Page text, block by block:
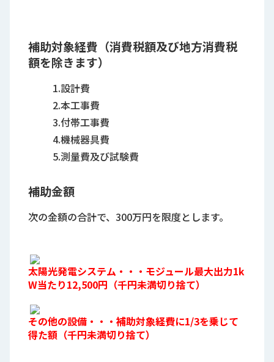
補助対象経費（消費税額及び地方消費税
額を除きます）
1.設計費
2.本工事費
3.付帯工事費
4.機械器具費
5.測量費及び試験費
補助金額
次の金額の合計で、300万円を限度とします。
太陽光発電システム・・・モジュール最大出力1k
W当たり12,500円（千円未満切り捨て）
その他の設備・・・補助対象経費に1/3を乗じて
得た額（千円未満切り捨て）